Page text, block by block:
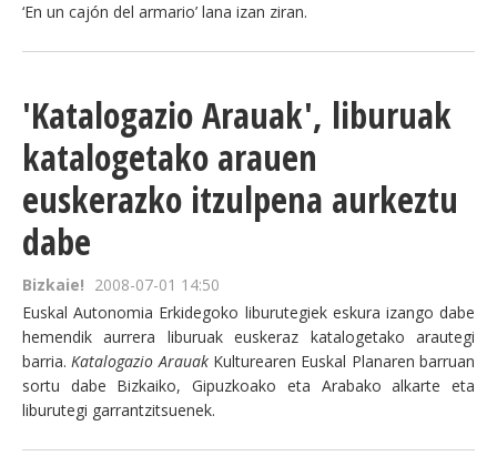
‘En un cajón del armario’ lana izan ziran.
'Katalogazio Arauak', liburuak
katalogetako arauen
euskerazko itzulpena aurkeztu
dabe
Bizkaie! 2008-07-01 14:50
Euskal Autonomia Erkidegoko liburutegiek eskura izango dabe
hemendik aurrera liburuak euskeraz katalogetako arautegi
barria.Katalogazio Arauak Kulturearen Euskal Planaren barruan
sortu dabe Bizkaiko, Gipuzkoako eta Arabako alkarte eta
liburutegi garrantzitsuenek.